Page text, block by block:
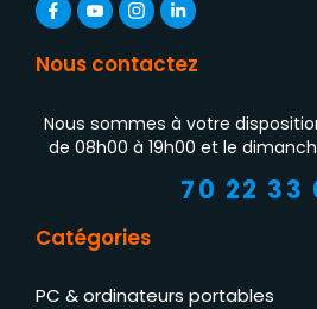
Nous contactez
Nous sommes à votre
de 08h00 à 19h00 et le
70 22 33
Catégories
PC & ordinateurs portables